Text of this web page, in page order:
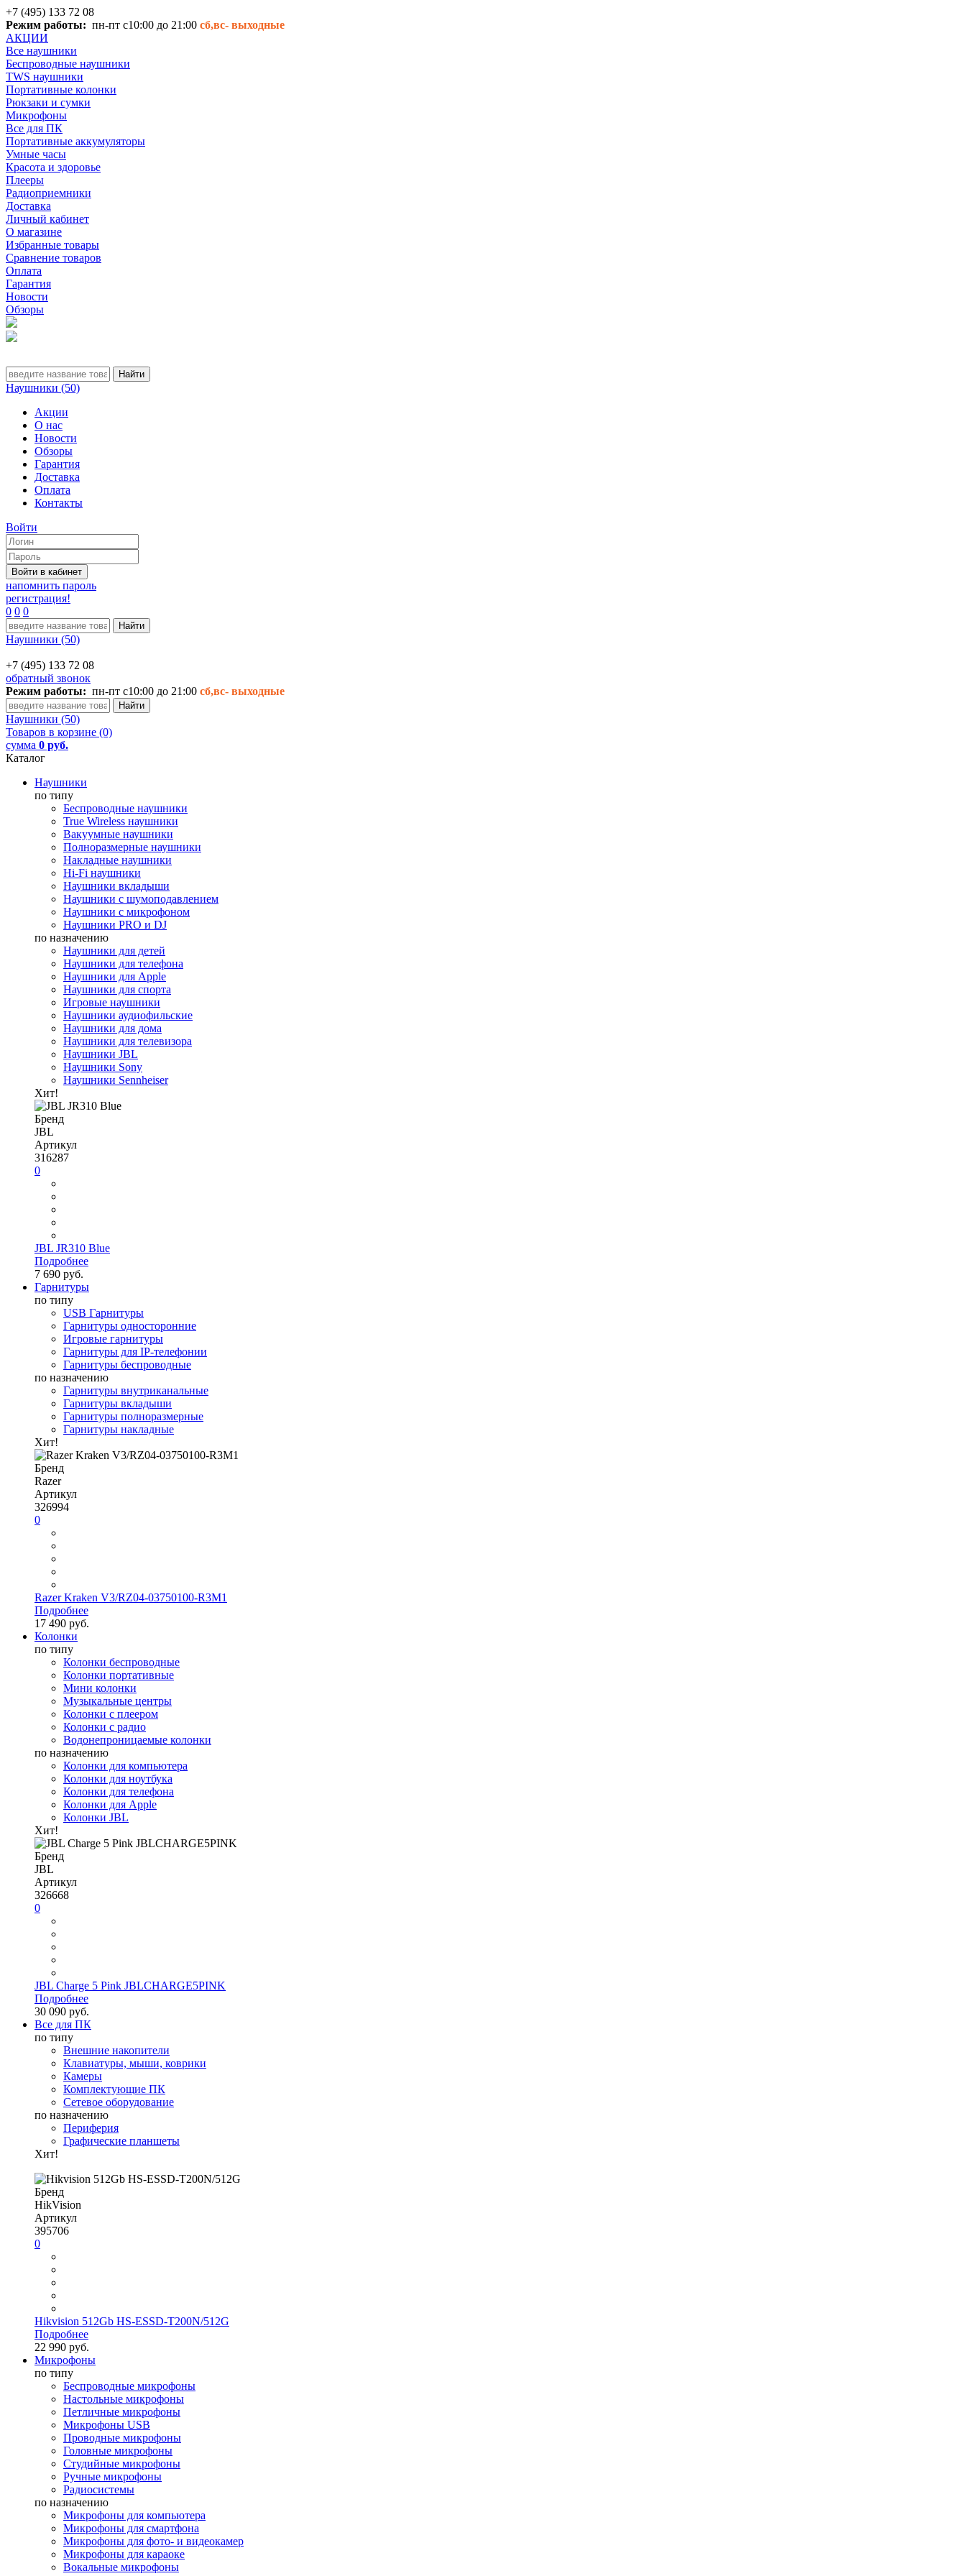
+7 (495) 133 72 08
Режим работы: пн-пт с10:00 до 21:00 сб,вс- выходные
АКЦИИ
Все наушники
Беспроводные наушники
TWS наушники
Портативные колонки
Рюкзаки и сумки
Микрофоны
Все для ПК
Портативные аккумуляторы
Умные часы
Красота и здоровье
Плееры
Радиоприемники
Доставка
Личный кабинет
О магазине
Избранные товары
Сравнение товаров
Оплата
Гарантия
Новости
Обзоры
Наушники (50)
Акции
О нас
Новости
Обзоры
Гарантия
Доставка
Оплата
Контакты
Войти
напомнить пароль
регистрация!
0 0 0
Наушники (50)
+7 (495) 133 72 08
обратный звонок
Режим работы: пн-пт с10:00 до 21:00 сб,вс- выходные
Наушники (50)
Товаров в корзине (0)
сумма 0 руб.
Каталог
Наушники
по типу
Беспроводные наушники
True Wireless наушники
Вакуумные наушники
Полноразмерные наушники
Накладные наушники
Hi-Fi наушники
Наушники вкладыши
Наушники с шумоподавлением
Наушники с микрофоном
Наушники PRO и DJ
по назначению
Наушники для детей
Наушники для телефона
Наушники для Apple
Наушники для спорта
Игровые наушники
Наушники аудиофильские
Наушники для дома
Наушники для телевизора
Наушники JBL
Наушники Sony
Наушники Sennheiser
Хит!
Бренд
JBL
Артикул
316287
0
JBL JR310 Blue
Подробнее
7 690 руб.
Гарнитуры
по типу
USB Гарнитуры
Гарнитуры односторонние
Игровые гарнитуры
Гарнитуры для IP-телефонии
Гарнитуры беспроводные
по назначению
Гарнитуры внутриканальные
Гарнитуры вкладыши
Гарнитуры полноразмерные
Гарнитуры накладные
Хит!
Бренд
Razer
Артикул
326994
0
Razer Kraken V3/RZ04-03750100-R3M1
Подробнее
17 490 руб.
Колонки
по типу
Колонки беспроводные
Колонки портативные
Мини колонки
Музыкальные центры
Колонки с плеером
Колонки с радио
Водонепроницаемые колонки
по назначению
Колонки для компьютера
Колонки для ноутбука
Колонки для телефона
Колонки для Apple
Колонки JBL
Хит!
Бренд
JBL
Артикул
326668
0
JBL Charge 5 Pink JBLCHARGE5PINK
Подробнее
30 090 руб.
Все для ПК
по типу
Внешние накопители
Клавиатуры, мыши, коврики
Камеры
Комплектующие ПК
Сетевое оборудование
по назначению
Периферия
Графические планшеты
Хит!
Бренд
HikVision
Артикул
395706
0
Hikvision 512Gb HS-ESSD-T200N/512G
Подробнее
22 990 руб.
Микрофоны
по типу
Беспроводные микрофоны
Настольные микрофоны
Петличные микрофоны
Микрофоны USB
Проводные микрофоны
Головные микрофоны
Студийные микрофоны
Ручные микрофоны
Радиосистемы
по назначению
Микрофоны для компьютера
Микрофоны для смартфона
Микрофоны для фото- и видеокамер
Микрофоны для караоке
Вокальные микрофоны